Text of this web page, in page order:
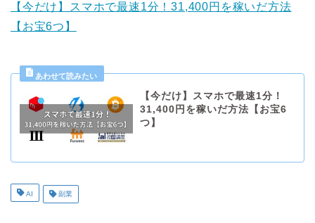
【今だけ】スマホで最速1分！31,400円を稼いだ方法
【お宝6つ】
【今だけ】スマホで最速1分！
31,400円を稼いだ方法【お宝6
つ】
AI 副業